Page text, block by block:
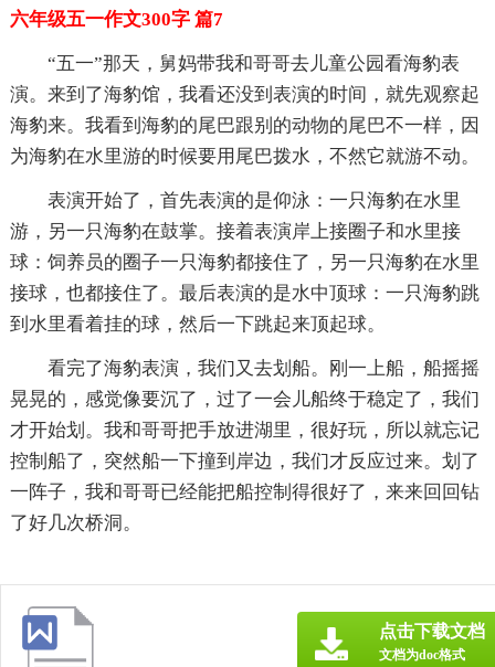
六年级五一作文300字 篇7
“五一”那天，舅妈带我和哥哥去儿童公园看海豹表
演。来到了海豹馆，我看还没到表演的时间，就先观察起
海豹来。我看到海豹的尾巴跟别的动物的尾巴不一样，因
为海豹在水里游的时候要用尾巴拨水，不然它就游不动。
表演开始了，首先表演的是仰泳：一只海豹在水里
游，另一只海豹在鼓掌。接着表演岸上接圈子和水里接
球：饲养员的圈子一只海豹都接住了，另一只海豹在水里
接球，也都接住了。最后表演的是水中顶球：一只海豹跳
到水里看着挂的球，然后一下跳起来顶起球。
看完了海豹表演，我们又去划船。刚一上船，船摇摇
晃晃的，感觉像要沉了，过了一会儿船终于稳定了，我们
才开始划。我和哥哥把手放进湖里，很好玩，所以就忘记
控制船了，突然船一下撞到岸边，我们才反应过来。划了
一阵子，我和哥哥已经能把船控制得很好了，来来回回钻
了好几次桥洞。
点击下载文档
文档为doc格式